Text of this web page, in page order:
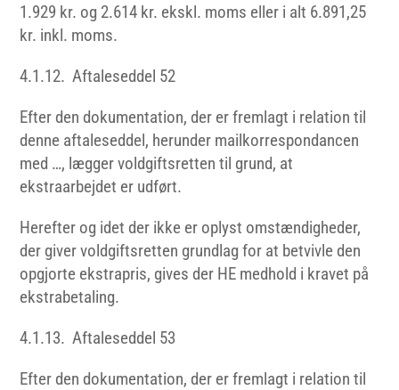
1.929 kr. og 2.614 kr. ekskl. moms eller i alt 6.891,25
kr. inkl. moms.
4.1.12. Aftaleseddel 52
Efter den dokumentation, der er fremlagt i relation til
denne aftaleseddel, herunder mailkorrespondancen
med …, lægger voldgiftsretten til grund, at
ekstraarbejdet er udført.
Herefter og idet der ikke er oplyst omstændigheder,
der giver voldgiftsretten grundlag for at betvivle den
opgjorte ekstrapris, gives der HE medhold i kravet på
ekstrabetaling.
4.1.13. Aftaleseddel 53
Efter den dokumentation, der er fremlagt i relation til